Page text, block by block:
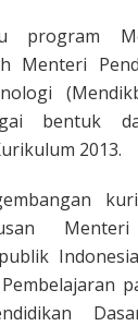
program
Menteri
bentuk
2013.